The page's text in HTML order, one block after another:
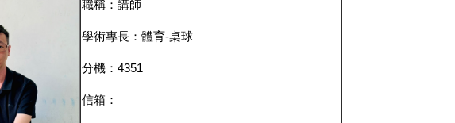
職稱：講師
學術專長：體育-桌球
分機：4351
信箱：